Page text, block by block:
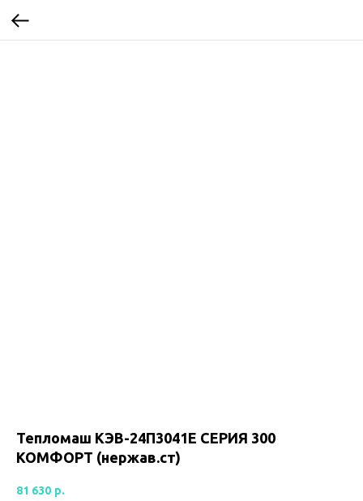
Тепломаш КЭВ-24П3041Е CЕРИЯ 300
КОМФОРТ (нержав.ст)
81 630 р.